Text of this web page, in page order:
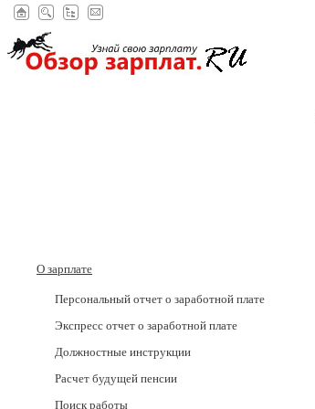
О зарплате
Персональный отчет о заработной плате
Экспресс отчет о заработной плате
Должностные инструкции
Расчет будущей пенсии
Поиск работы